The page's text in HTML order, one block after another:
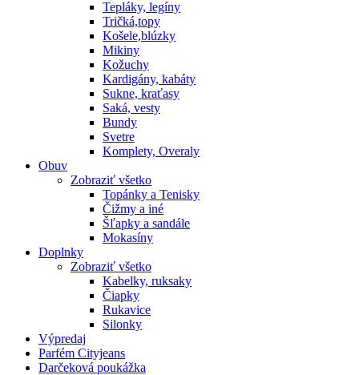
Tepláky, legíny
Tričká,topy
Košele,blúzky
Mikiny
Kožuchy
Kardigány, kabáty
Sukne, kraťasy
Saká, vesty
Bundy
Svetre
Komplety, Overaly
Obuv
Zobraziť všetko
Topánky a Tenisky
Čižmy a iné
Šľapky a sandále
Mokasíny
Doplnky
Zobraziť všetko
Kabelky, ruksaky
Čiapky
Rukavice
Silonky
Výpredaj
Parfém Cityjeans
Darčeková poukážka